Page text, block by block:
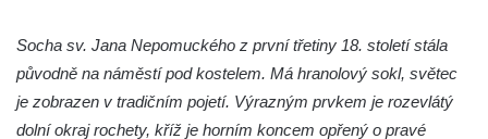
Socha Matka příroda v ZOO Hluboká
Socha Lišky v ZOO Hluboká
Socha Kudlanka v ZOO Hluboká
Socha sv. Jana Nepomuckého z první třetiny 18. století stála
původně na náměstí pod kostelem. Má hranolový sokl, světec
je zobrazen v tradičním pojetí. Výrazným prvkem je rozevlátý
dolní okraj rochety, kříž je horním koncem opřený o pravé